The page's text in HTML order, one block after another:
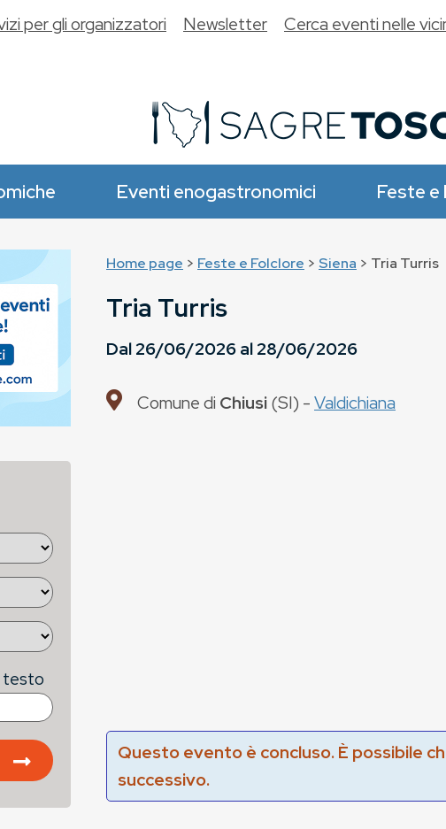
Eventi enogastronomici Feste e
per gli organizzatori Newsletter Cerca eventi nelle
Home page > Feste e Folclore > Siena > Tria Turris
Tria Turris
Dal26/06/2026al28/06/2026
Comune di Chiusi(SI) -Valdichiana
Questo evento è concluso. È possibile
successivo.
testo